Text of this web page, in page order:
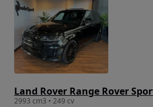
2993 cm3 • 249 cv